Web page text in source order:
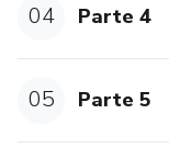
✅Resumo das
salvar no
Espero ajudar da
04 Parte 4
05 Parte 5